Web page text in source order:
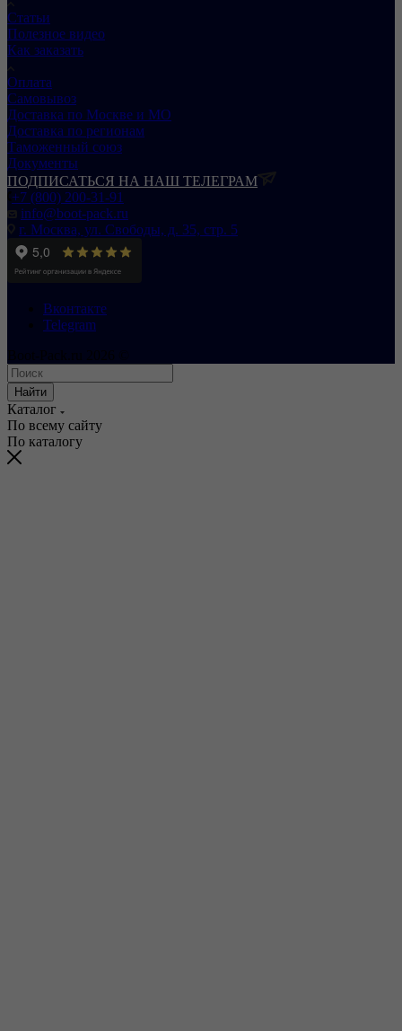
Статьи
Полезное видео
Как заказать
Оплата
Самовывоз
Доставка по Москве и МО
Доставка по регионам
Таможенный союз
Документы
ПОДПИСАТЬСЯ НА НАШ ТЕЛЕГРАМ
+7 (800) 200-31-91
info@boot-pack.ru
г. Москва, ул. Свободы, д. 35, стр. 5
Вконтакте
Telegram
Найти
Каталог
По всему сайту
По каталогу